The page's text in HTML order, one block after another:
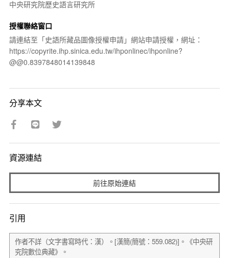
中央研究院歷史語言研究所
授權聯絡窗口
請連結至「史語所藏品圖像授權申請」網站申請授權，網址：
https://copyrite.ihp.sinica.edu.tw/ihponlinec/ihponline?
@@0.8397848014139848
分享本文
資源連結
前往原始連結
引用